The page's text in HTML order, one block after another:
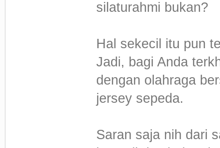
silaturahmi bukan?
Hal sekecil itu pun
Jadi, bagi Anda
dengan olahraga
jersey sepeda.
Saran saja nih dari